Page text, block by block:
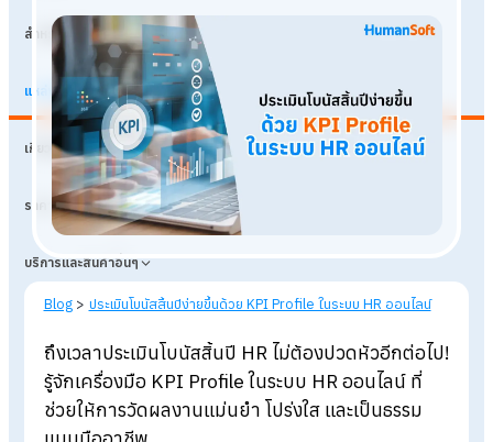
สำหรับธุรกิจ
แหล่งเรียนรู้
เกี่ยวกับเรา
ราคา
บริการและสินค้าอื่นๆ
Published:10 พฤศจิกายน
2568 620views โปรแกรม HR HumanSoft